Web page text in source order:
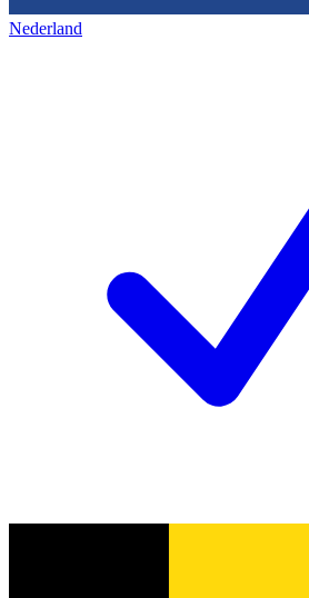
Nederland